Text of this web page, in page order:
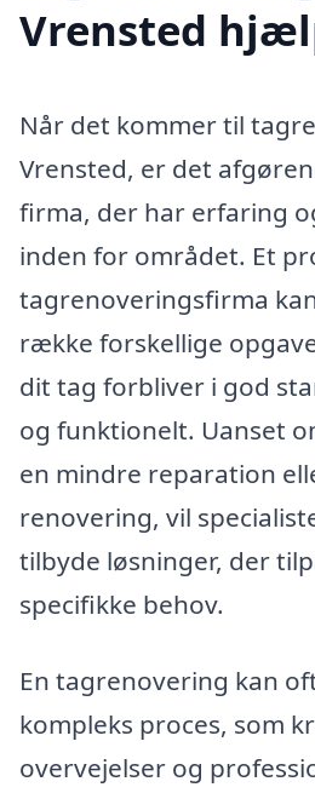
Vrensted
Når det kommer til
Vrensted, er det
firma, der har erfaring
inden for området. Et
tagrenoveringsfirma
række forskellige
dit tag forbliver i god
og funktionelt. Uanset
en mindre reparation
renovering, vil
tilbyde løsninger, der
specifikke behov.
En tagrenovering kan
kompleks proces, som
overvejelser og